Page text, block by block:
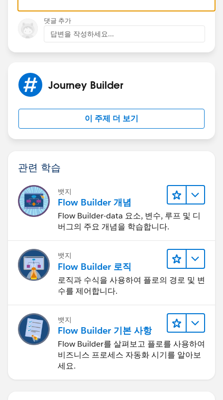
댓글 추가
답변을 작성하세요...
Journey Builder
이 주제 더 보기
관련 학습
뱃지
Flow Builder 개념
Flow Builder-data 요소, 변수, 루프 및 디
버그의 주요 개념을 학습합니다.
뱃지
Flow Builder 로직
로직과 수식을 사용하여 플로의 경로 및 변
수를 제어합니다.
뱃지
Flow Builder 기본 사항
Flow Builder를 살펴보고 플로를 사용하여
비즈니스 프로세스 자동화 시기를 알아보
세요.